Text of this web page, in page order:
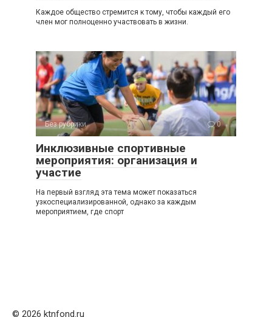
Каждое общество стремится к тому, чтобы каждый его
член мог полноценно участвовать в жизни.
Без рубрики 0
Инклюзивные спортивные
мероприятия: организация и
участие
На первый взгляд эта тема может показаться
узкоспециализированной, однако за каждым
мероприятием, где спорт
© 2026 ktnfond.ru